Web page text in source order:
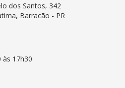
dos Santos, 342
Barracão - PR
às 17h30